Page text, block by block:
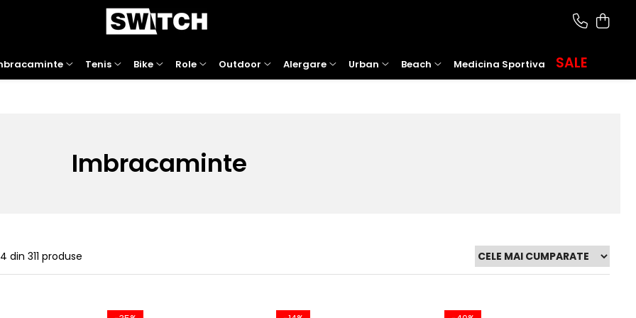
Tenis Bike Role Outdoor Alergare Urban Beach Medicina Sportiva SALE
Imbracaminte
din 311 produse